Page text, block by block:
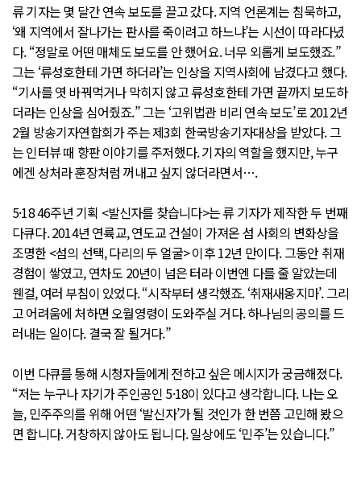
류 기자는 몇 달간 연속 보도를 끌고 갔다. 지역 언론계는 침묵하고,
‘왜 지역에서 잘나가는 판사를 죽이려고 하느냐’는 시선이 따라다녔
다. “정말로 어떤 매체도 보도를 안 했어요. 너무 외롭게 보도했죠.”
그는 ‘류성호한테 가면 하더라’는 인상을 지역사회에 남겼다고 했다.
“기사를 엿 바꿔먹거나 막히지 않고 류성호한테 가면 끝까지 보도하
더라는 인상을 심어줬죠.” 그는 ‘고위법관 비리 연속 보도’로 2012년
2월 방송기자연합회가 주는 제3회 한국방송기자대상을 받았다. 그
는 인터뷰 때 향판 이야기를 주저했다. 기자의 역할을 했지만, 누구
에겐 상처라 훈장처럼 꺼내고 싶지 않더라면서….
5·18 46주년 기획 <발신자를 찾습니다>는 류 기자가 제작한 두 번째
다큐다. 2014년 연륙교, 연도교 건설이 가져온 섬 사회의 변화상을
조명한 <섬의 선택, 다리의 두 얼굴> 이후 12년 만이다. 그동안 취재
경험이 쌓였고, 연차도 20년이 넘은 터라 이번엔 다를 줄 알았는데
웬걸, 여러 부침이 있었다. “시작부터 생각했죠. ‘취재새옹지마’. 그리
고 어려움에 처하면 오월영령이 도와주실 거다. 하나님의 공의를 드
러내는 일이다. 결국 잘 될거다.”
이번 다큐를 통해 시청자들에게 전하고 싶은 메시지가 궁금해졌다.
“저는 누구나 자기가 주인공인 5·18이 있다고 생각합니다. 나는 오
늘, 민주주의를 위해 어떤 ‘발신자’가 될 것인가 한 번쯤 고민해 봤으
면 합니다. 거창하지 않아도 됩니다. 일상에도 ‘민주’는 있습니다.”